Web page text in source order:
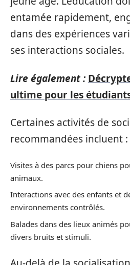
entamée rapidement,
dans des expériences
ses interactions sociales.
Lire également :
ultime pour les
Certaines activités de
recommandées incluent :
Visites à des parcs pour chiens
animaux.
Interactions avec des enfants et
environnements contrôlés.
Balades dans des lieux animés
divers bruits et stimuli.